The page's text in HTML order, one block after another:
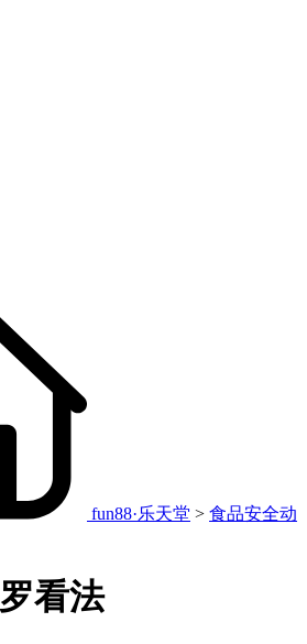
fun88·乐天堂 > 食品安全动
看法